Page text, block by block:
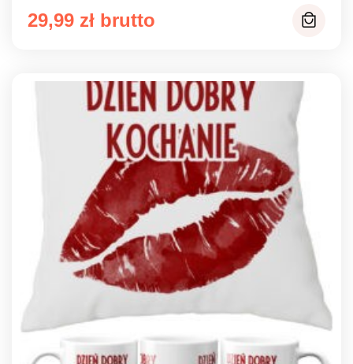
29,99 zł